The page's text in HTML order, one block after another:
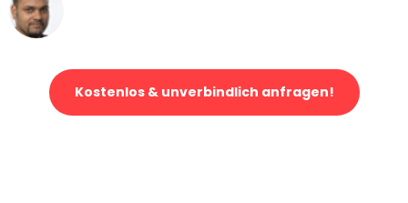
Kostenlos & unverbindlich anfragen!